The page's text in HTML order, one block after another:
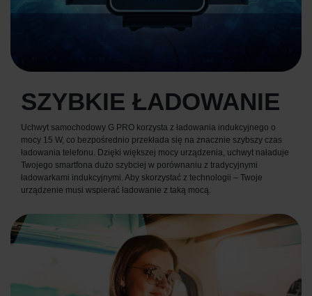
SZYBKIE ŁADOWANIE
Uchwyt samochodowy G PRO korzysta z ładowania indukcyjnego o
mocy 15 W, co bezpośrednio przekłada się na znacznie szybszy czas
ładowania telefonu. Dzięki większej mocy urządzenia, uchwyt naładuje
Twojego smartfona dużo szybciej w porównaniu z tradycyjnymi
ładowarkami indukcyjnymi. Aby skorzystać z technologii – Twoje
urządzenie musi wspierać ładowanie z taką mocą.